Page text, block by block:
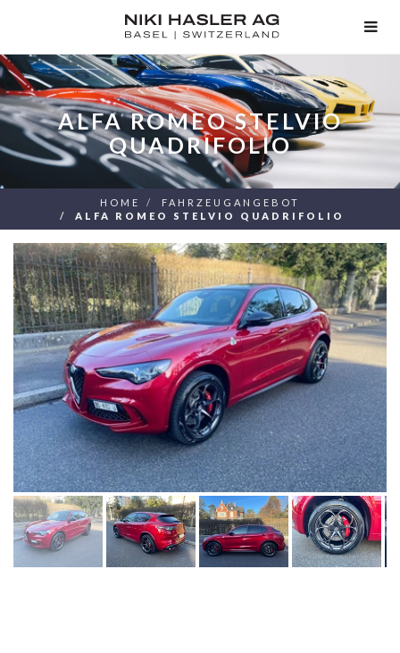
ALFA ROMEO STELVIO
QUADRIFOLIO
HOME
FAHRZEUGANGEBOT
ALFA ROMEO STELVIO QUADRIFOLIO